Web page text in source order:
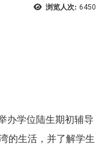
浏览人次: 6450
办学位陆生期初辅导
的生活，并了解学生